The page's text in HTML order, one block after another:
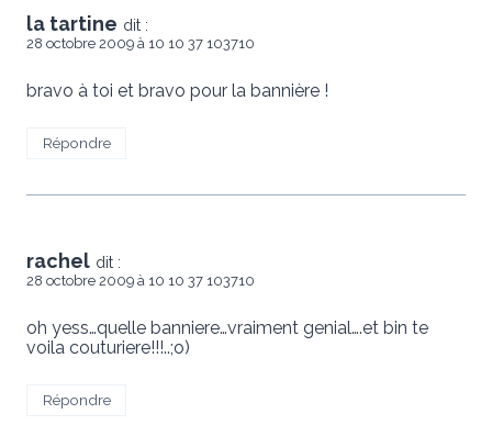
la tartine dit :
28 octobre 2009 à 10 10 37 103710
bravo à toi et bravo pour la bannière !
Répondre
rachel dit :
28 octobre 2009 à 10 10 37 103710
oh yess…quelle banniere…vraiment genial….et bin te
voila couturiere!!!..;o)
Répondre